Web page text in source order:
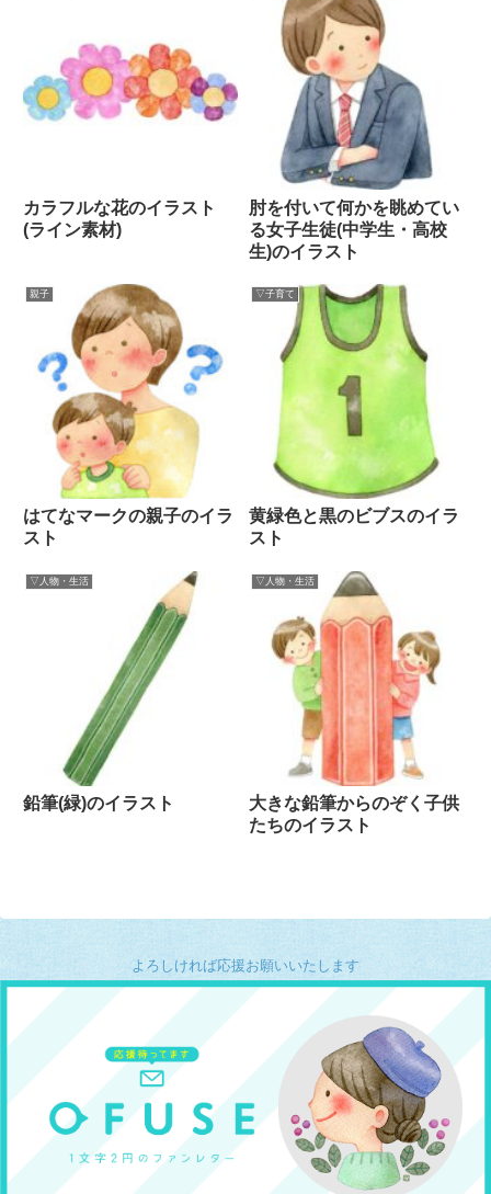
カラフルな花のイラスト
(ライン素材)
肘を付いて何かを眺めてい
る女子生徒(中学生・高校
生)のイラスト
親子
はてなマークの親子のイラ
スト
▽子育て
黄緑色と黒のビブスのイラ
スト
▽人物・生活
鉛筆(緑)のイラスト
▽人物・生活
大きな鉛筆からのぞく子供
たちのイラスト
よろしければ応援お願いいたします